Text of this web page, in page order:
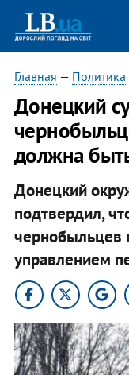
Главная — Политика
Донецкий
должна
Донецкий
подтвердил,
чернобыльцев
управлением